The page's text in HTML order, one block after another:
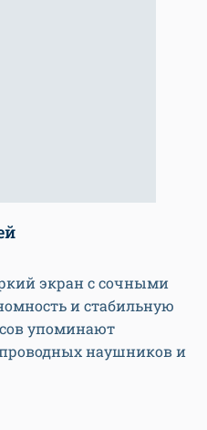
экран с сочными
и стабильную
упоминают
проводных наушников и